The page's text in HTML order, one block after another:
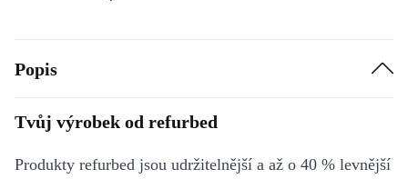
Popis
Tvůj výrobek od refurbed
Produkty refurbed jsou udržitelnější a až o 40 % levnější